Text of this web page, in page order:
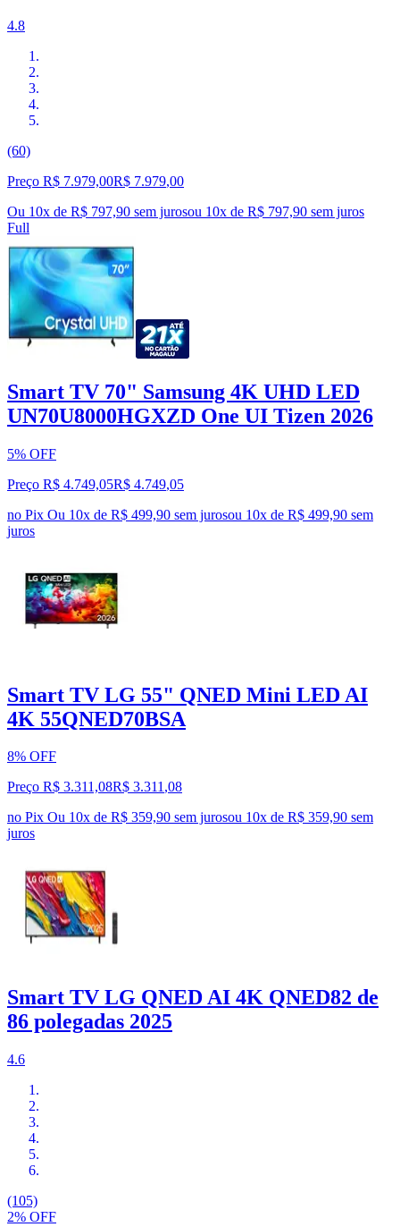
4.8
(60)
Preço R$ 7.979,00R$ 7.979,00
Ou 10x de R$ 797,90 sem jurosou 10x de R$ 797,90 sem juros
Full
Smart TV 70" Samsung 4K UHD LED
UN70U8000HGXZD One UI Tizen 2026
5% OFF
Preço R$ 4.749,05R$ 4.749,05
no Pix Ou 10x de R$ 499,90 sem jurosou 10x de R$ 499,90 sem
juros
Smart TV LG 55" QNED Mini LED AI
4K 55QNED70BSA
8% OFF
Preço R$ 3.311,08R$ 3.311,08
no Pix Ou 10x de R$ 359,90 sem jurosou 10x de R$ 359,90 sem
juros
Smart TV LG QNED AI 4K QNED82 de
86 polegadas 2025
4.6
(105)
2% OFF